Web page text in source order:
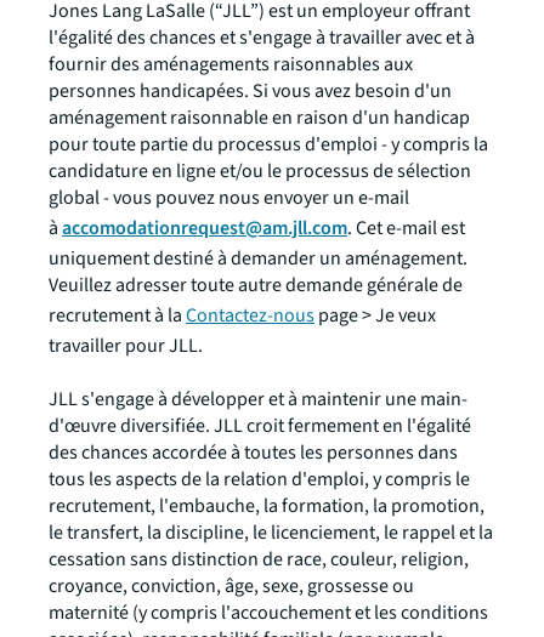
Jones Lang LaSalle (“JLL”) est un employeur offrant
l'égalité des chances et s'engage à travailler avec et à
fournir des aménagements raisonnables aux
personnes handicapées. Si vous avez besoin d'un
aménagement raisonnable en raison d'un handicap
pour toute partie du processus d'emploi - y compris la
candidature en ligne et/ou le processus de sélection
global - vous pouvez nous envoyer un e-mail
àaccomodationrequest@am.jll.com. Cet e-mail est
uniquement destiné à demander un aménagement.
Veuillez adresser toute autre demande générale de
recrutement à laContactez-nouspage > Je veux
travailler pour JLL.
JLL s'engage à développer et à maintenir une main-
d'œuvre diversifiée. JLL croit fermement en l'égalité
des chances accordée à toutes les personnes dans
tous les aspects de la relation d'emploi, y compris le
recrutement, l'embauche, la formation, la promotion,
le transfert, la discipline, le licenciement, le rappel et la
cessation sans distinction de race, couleur, religion,
croyance, conviction, âge, sexe, grossesse ou
maternité (y compris l'accouchement et les conditions